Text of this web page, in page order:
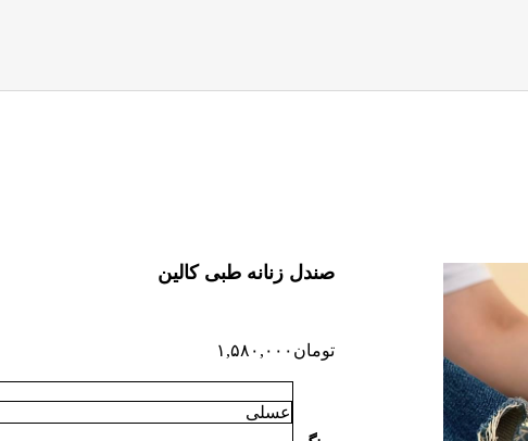
صندل زنانه طبی کالین
تومان ۱,۵۸۰,۰۰۰
عسلی